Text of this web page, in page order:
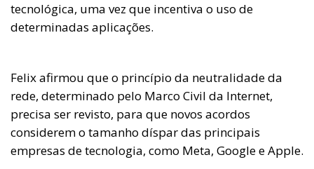
tecnológica, uma vez que incentiva o uso de
determinadas aplicações.
Felix afirmou que o princípio da neutralidade da
rede, determinado pelo Marco Civil da Internet,
precisa ser revisto, para que novos acordos
considerem o tamanho díspar das principais
empresas de tecnologia, como Meta, Google e Apple.